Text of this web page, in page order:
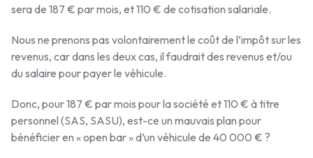
sera de 187 € par mois, et 110 € de cotisation salariale.
Nous ne prenons pas volontairement le coût de l’impôt sur les
revenus, car dans les deux cas, il faudrait des revenus et/ou
du salaire pour payer le véhicule.
Donc, pour 187 € par mois pour la société et 110 € à titre
personnel (SAS, SASU), est-ce un mauvais plan pour
bénéficier en « open bar » d’un véhicule de 40 000 € ?